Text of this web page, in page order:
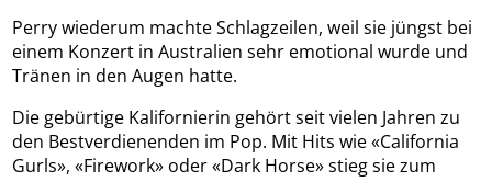
Perry wiederum machte Schlagzeilen, weil sie jüngst bei
einem Konzert in Australien sehr emotional wurde und
Tränen in den Augen hatte.
Die gebürtige Kalifornierin gehört seit vielen Jahren zu
den Bestverdienenden im Pop. Mit Hits wie «California
Gurls», «Firework» oder «Dark Horse» stieg sie zum